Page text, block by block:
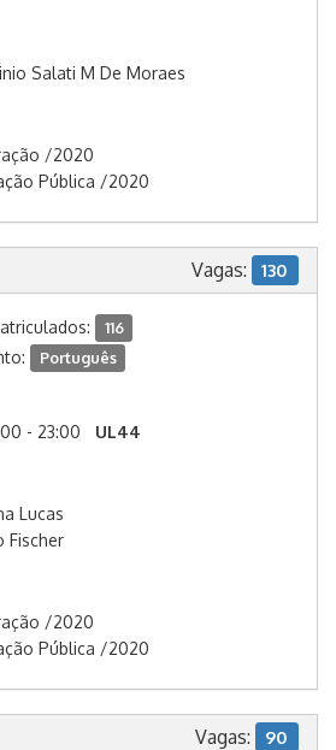
Salati M De Moraes
/2020
Pública /2020
Vagas: 130
116
Português
- 23:00
UL44
Lucas
Fischer
/2020
Pública /2020
Vagas: 90